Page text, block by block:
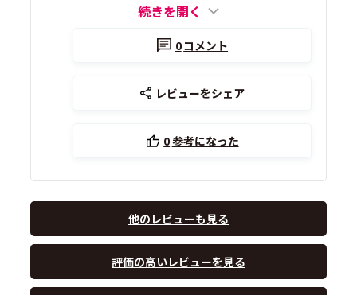
続きを開く
0コメント
レビューをシェア
0参考になった
他のレビューも見る
評価の高いレビューを見る